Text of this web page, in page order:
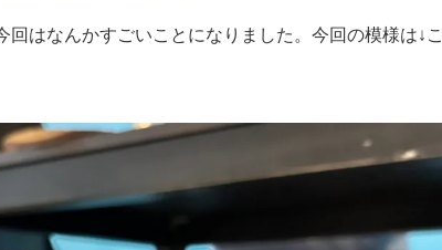
はなんかすごいことになりました。今回の模様は↓こ